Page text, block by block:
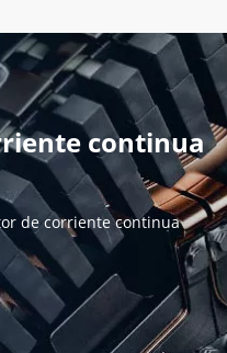
continua
de corriente continua